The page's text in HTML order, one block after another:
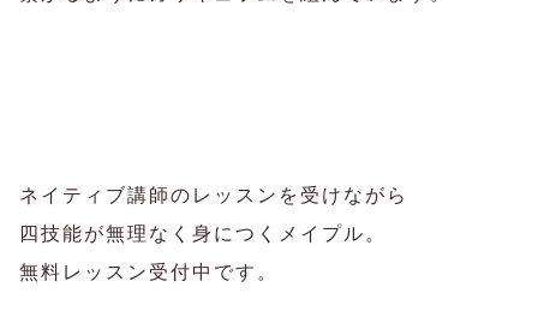
ネイティブ講師のレッスンを受けながら
四技能が無理なく身につくメイプル。
無料レッスン受付中です。